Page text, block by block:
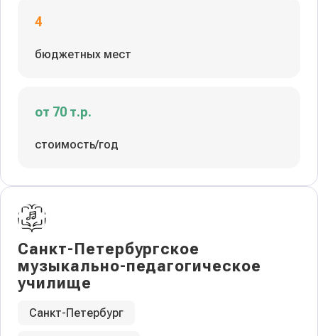
4
бюджетных мест
от 70 т.р.
стоимость/год
Санкт-Петербургское
музыкально-педагогическое
училище
Санкт-Петербург